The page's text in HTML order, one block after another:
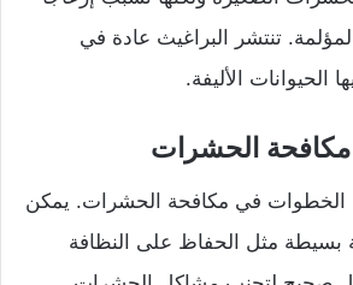
تنتشر البراغيث عادة في
الحيوانات الأليفة.
مكافحة الحشرات
الخطوات في مكافحة الحشرات. يمكن
بسيطة مثل الحفاظ على النظافة